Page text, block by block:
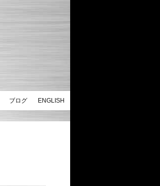
ブログ ENGLISH